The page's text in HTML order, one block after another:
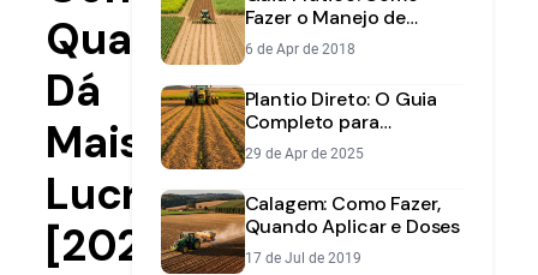
Qual
Dá
Mais
Lucro?
[2025]
Fazer o Manejo de
Plantas Daninhas no
Plantio Direto
6 de Apr de 2018
Plantio Direto: O Guia
Completo para
Aumentar a
Produtividade e Cuidar
do Solo
29 de Apr de 2025
Calagem: Como Fazer,
Quando Aplicar e Doses
17 de Jul de 2019